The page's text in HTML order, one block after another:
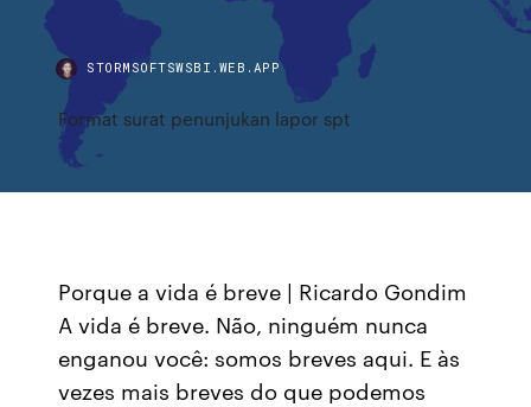
STORMSOFTSWSBI.WEB.APP
Format surat penunjukan lapor spt
Porque a vida é breve | Ricardo Gondim
A vida é breve. Não, ninguém nunca
enganou você: somos breves aqui. E às
vezes mais breves do que podemos